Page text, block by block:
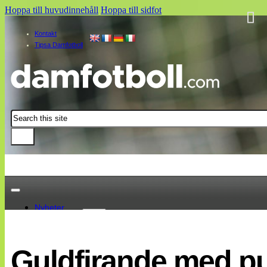
Hoppa till huvudinnehåll Hoppa till sidfot
Kontakt
Tipsa Damfotboll
Sök
Nyheter
Landslaget
EM 2013